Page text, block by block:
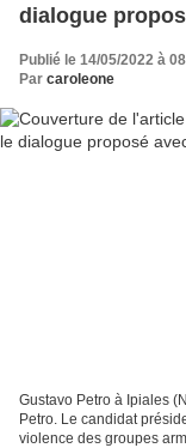
dialogue
Publié le 14/05/2022 à
Par caroleone
Gustavo Petro à Ipiales
Petro. Le candidat
violence des groupes